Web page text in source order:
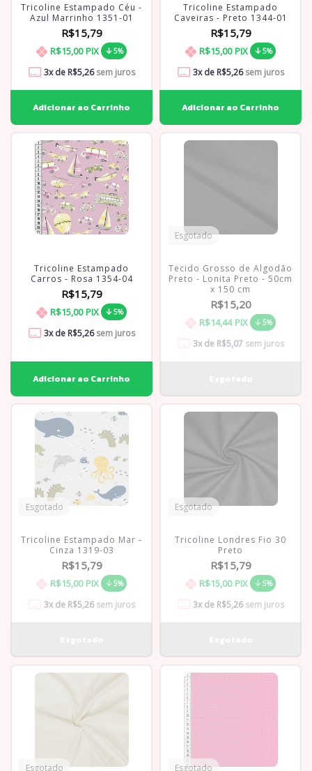
Tricoline Estampado Céu -
Azul Marrinho 1351-01
R$15,79
R$15,00 PIX 5%
3x de R$5,26sem juros
Tricoline Estampado
Caveiras - Preto 1344-01
R$15,79
R$15,00 PIX 5%
3x de R$5,26sem juros
Tricoline Estampado
Carros - Rosa 1354-04
R$15,79
R$15,00 PIX 5%
3x de R$5,26sem juros
Esgotado
Tecido Grosso de Algodão
Preto - Lonita Preto - 50cm
x 150 cm
R$15,20
R$14,44 PIX 5%
3x de R$5,07sem juros
Esgotado
Tricoline Estampado Mar -
Cinza 1319-03
R$15,79
R$15,00 PIX 5%
3x de R$5,26sem juros
Esgotado
Tricoline Londres Fio 30
Preto
R$15,79
R$15,00 PIX 5%
3x de R$5,26sem juros
Esgotado Esgotado